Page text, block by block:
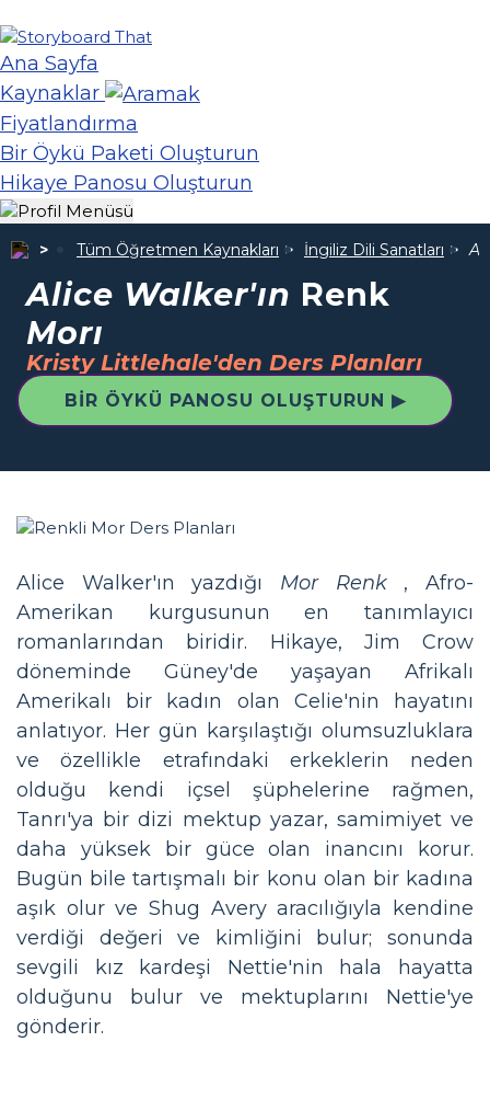
Ana Sayfa
Kaynaklar
Fiyatlandırma
Bir Öykü Paketi Oluşturun
Hikaye Panosu Oluşturun
Tüm Öğretmen Kaynakları İngiliz Dili Sanatları
Alice Walker'ın Renk
Morı
Kristy Littlehale'den Ders Planları
BIR ÖYKÜ PANOSU OLUŞTURUN ▶
Alice Walker'ın yazdığı Mor Renk, Afro-
Amerikan kurgusunun en tanımlayıcı
romanlarından biridir. Hikaye, Jim Crow
döneminde Güney'de yaşayan Afrikalı
Amerikalı bir kadın olan Celie'nin hayatını
anlatıyor. Her gün karşılaştığı olumsuzluklara
ve özellikle etrafındaki erkeklerin neden
olduğu kendi içsel şüphelerine rağmen,
Tanrı'ya bir dizi mektup yazar, samimiyet ve
daha yüksek bir güce olan inancını korur.
Bugün bile tartışmalı bir konu olan bir kadına
aşık olur ve Shug Avery aracılığıyla kendine
verdiği değeri ve kimliğini bulur; sonunda
sevgili kız kardeşi Nettie'nin hala hayatta
olduğunu bulur ve mektuplarını Nettie'ye
gönderir.